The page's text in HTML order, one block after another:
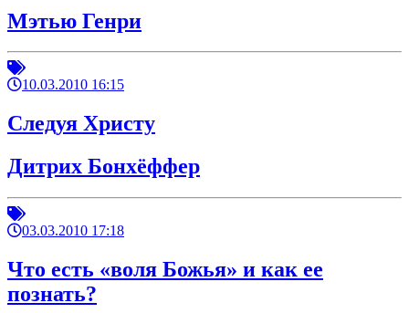
Мэтью Генри
10.03.2010 16:15
Следуя Христу
Дитрих Бонхёффер
03.03.2010 17:18
Что есть «воля Божья» и как ее
познать?